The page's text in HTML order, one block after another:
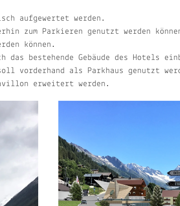
aufgewertet werden.
zum Parkieren genutzt werden
können.
das bestehende Gebäude des Hotels
soll vorderhand als Parkhaus genutzt
erweitert werden.